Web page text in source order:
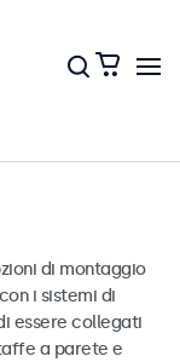
di montaggio
i sistemi di
essere collegati
a parete e